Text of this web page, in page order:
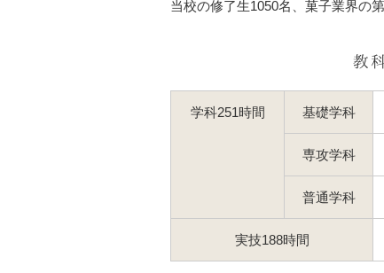
当校の修了生1050名、菓子業界の
教
学科251時間 基礎学科
専攻学科
普通学科
実技188時間